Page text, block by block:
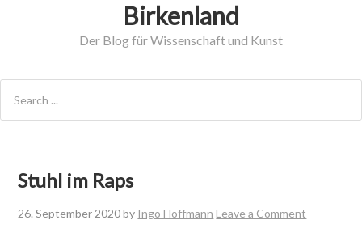
Birkenland
Der Blog für Wissenschaft und Kunst
Stuhl im Raps
26. September 2020by Ingo Hoffmann Leave a Comment